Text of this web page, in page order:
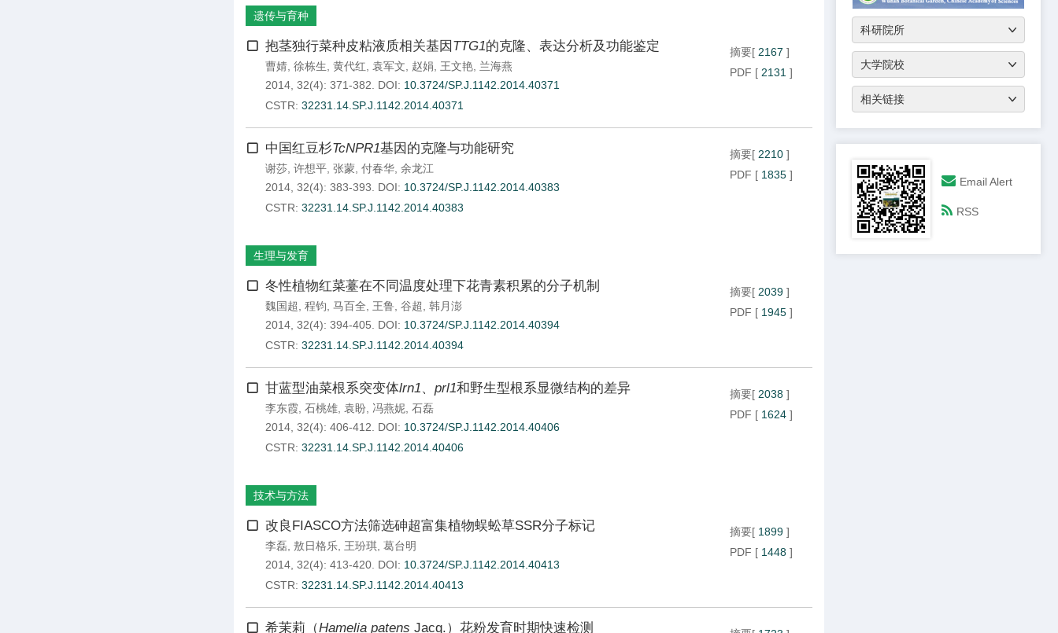
遗传与育种
抱茎独行菜种皮粘液质相关基因 TTG1的克隆、表达分析及功能鉴定
曹婧 徐栋生 黄代红 袁军文 赵娟 王文艳 兰海燕
2014, 32(4): 371-382.
DOI: 10.3724/SP.J.1142.2014.40371
CSTR: 32231.14.SP.J.1142.2014.40371
摘要[ 2167 ]
PDF [ 2131 ]
中国红豆杉TcNPR1基因的克隆与功能研究
谢莎 许想平 张蒙 付春华 余龙江
2014, 32(4): 383-393.
DOI: 10.3724/SP.J.1142.2014.40383
CSTR: 32231.14.SP.J.1142.2014.40383
摘要[ 2210 ]
PDF [ 1835 ]
生理与发育
冬性植物红菜薹在不同温度处理下花青素积累的分子机制
魏国超 程钧 马百全 王鲁 谷超
韩月澎
2014, 32(4): 394-405.
DOI: 10.3724/SP.J.1142.2014.40394
CSTR: 32231.14.SP.J.1142.2014.40394
摘要[ 2039 ]
PDF [ 1945 ]
甘蓝型油菜根系突变体lrn1、 prl1和野生型根系显微结构的差异
李东霞 石桃雄 袁盼 冯燕妮 石磊
2014, 32(4): 406-412.
DOI: 10.3724/SP.J.1142.2014.40406
CSTR: 32231.14.SP.J.1142.2014.40406
摘要[ 2038 ]
PDF [ 1624 ]
技术与方法
改良FIASCO方法筛选砷超富集植物蜈蚣草SSR分子标记
李磊 敖日格乐 王玢琪 葛台明
2014, 32(4): 413-420. DOI: 10.3724/SP.J.1142.2014.40413
CSTR: 32231.14.SP.J.1142.2014.40413
摘要[ 1899 ]
PDF [ 1448 ]
希茉莉（Hamelia patens Jacq.）花粉发育时期快速检测
Email Alert
RSS